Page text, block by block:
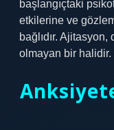
başlangıçtaki
etkilerine ve
bağlıdır.
olmayan bir halidir.